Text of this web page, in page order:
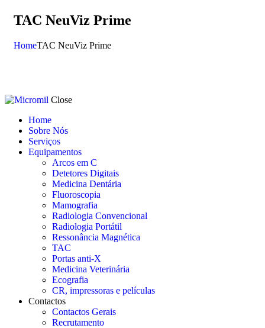
TAC NeuViz Prime
HomeTAC NeuViz Prime
Close
Home
Sobre Nós
Serviços
Equipamentos
Arcos em C
Detetores Digitais
Medicina Dentária
Fluoroscopia
Mamografia
Radiologia Convencional
Radiologia Portátil
Ressonância Magnética
TAC
Portas anti-X
Medicina Veterinária
Ecografia
CR, impressoras e películas
Contactos
Contactos Gerais
Recrutamento